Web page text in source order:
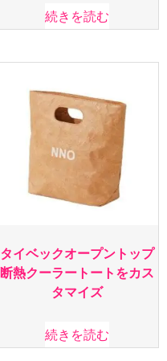
続きを読む
タイベックオープントップ
断熱クーラートートをカス
タマイズ
続きを読む